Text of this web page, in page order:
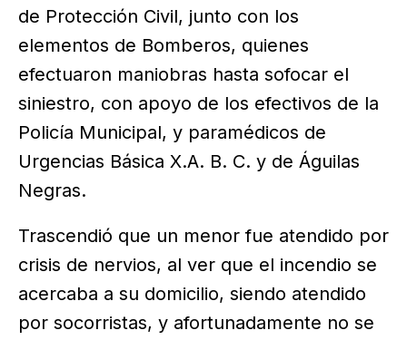
de Protección Civil, junto con los
elementos de Bomberos, quienes
efectuaron maniobras hasta sofocar el
siniestro, con apoyo de los efectivos de la
Policía Municipal, y paramédicos de
Urgencias Básica X.A. B. C. y de Águilas
Negras.
Trascendió que un menor fue atendido por
crisis de nervios, al ver que el incendio se
acercaba a su domicilio, siendo atendido
por socorristas, y afortunadamente no se